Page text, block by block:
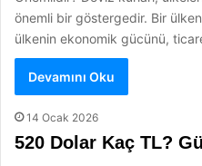
önemli bir göstergedir. Bir
ülkenin ekonomik gücünü,
Devamını Oku
14 Ocak 2026
520 Dolar Kaç TL?